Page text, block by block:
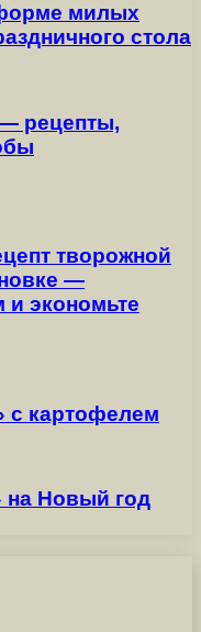
милых
стола
рецепты,
творожной
—
и экономьте
с картофелем
на Новый год